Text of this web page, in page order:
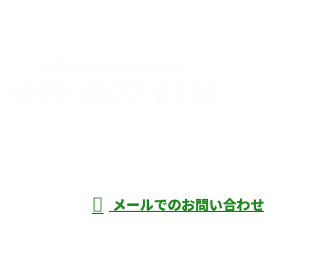
メールでのお問い合わせ